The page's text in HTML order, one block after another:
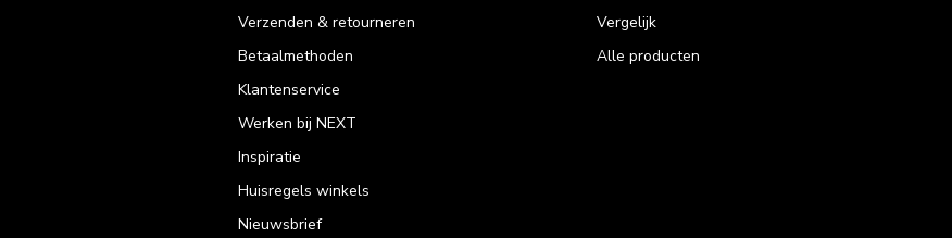
Verzenden & retourneren
Betaalmethoden
Klantenservice
Werken bij NEXT
Inspiratie
Huisregels winkels
Nieuwsbrief
Vergelijk
Alle producten